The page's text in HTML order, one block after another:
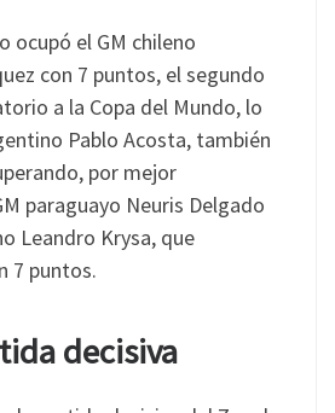
ocupó el GM chileno
con 7 puntos, el segundo
a la Copa del Mundo, lo
Pablo Acosta, también
por mejor
paraguayo Neuris Delgado
Leandro Krysa, que
7 puntos.
decisiva